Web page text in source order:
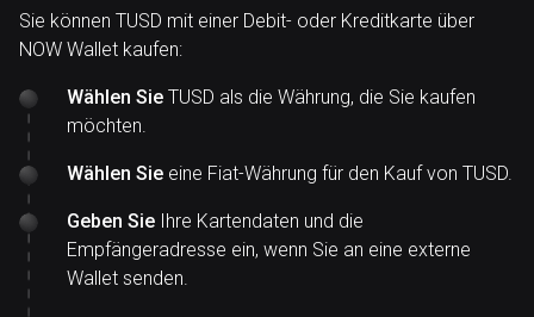
Sie können TUSD mit einer Debit- oder Kreditkarte über
NOW Wallet kaufen:
Wählen Sie TUSD als die Währung, die Sie kaufen
möchten.
Wählen Sie eine Fiat-Währung für den Kauf von TUSD.
Geben Sie Ihre Kartendaten und die
Empfängeradresse ein, wenn Sie an eine externe
Wallet senden.